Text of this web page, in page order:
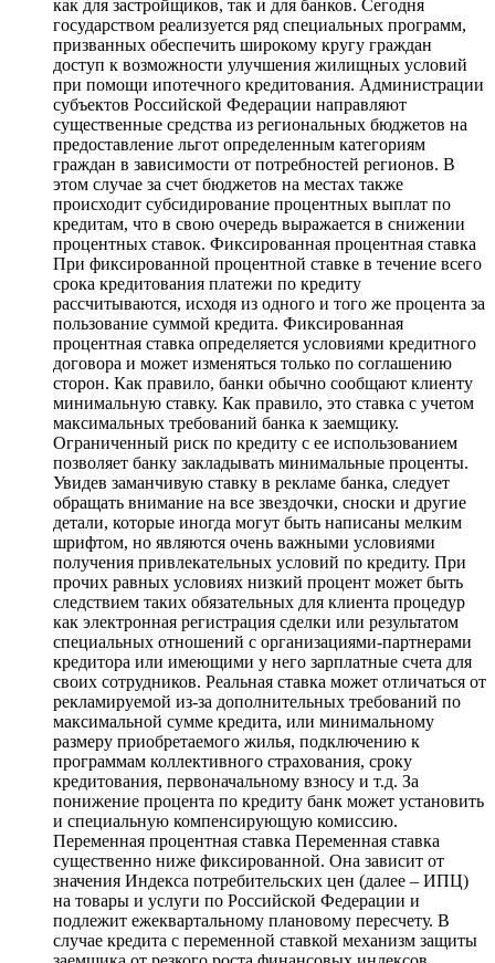
как для застройщиков, так и для банков. Сегодня
государством реализуется ряд специальных программ,
призванных обеспечить широкому кругу граждан
доступ к возможности улучшения жилищных условий
при помощи ипотечного кредитования. Администрации
субъектов Российской Федерации направляют
существенные средства из региональных бюджетов на
предоставление льгот определенным категориям
граждан в зависимости от потребностей регионов. В
этом случае за счет бюджетов на местах также
происходит субсидирование процентных выплат по
кредитам, что в свою очередь выражается в снижении
процентных ставок. Фиксированная процентная ставка
При фиксированной процентной ставке в течение всего
срока кредитования платежи по кредиту
рассчитываются, исходя из одного и того же процента за
пользование суммой кредита. Фиксированная
процентная ставка определяется условиями кредитного
договора и может изменяться только по соглашению
сторон. Как правило, банки обычно сообщают клиенту
минимальную ставку. Как правило, это ставка с учетом
максимальных требований банка к заемщику.
Ограниченный риск по кредиту с ее использованием
позволяет банку закладывать минимальные проценты.
Увидев заманчивую ставку в рекламе банка, следует
обращать внимание на все звездочки, сноски и другие
детали, которые иногда могут быть написаны мелким
шрифтом, но являются очень важными условиями
получения привлекательных условий по кредиту. При
прочих равных условиях низкий процент может быть
следствием таких обязательных для клиента процедур
как электронная регистрация сделки или результатом
специальных отношений с организациями-партнерами
кредитора или имеющими у него зарплатные счета для
своих сотрудников. Реальная ставка может отличаться от
рекламируемой из-за дополнительных требований по
максимальной сумме кредита, или минимальному
размеру приобретаемого жилья, подключению к
программам коллективного страхования, сроку
кредитования, первоначальному взносу и т.д. За
понижение процента по кредиту банк может установить
и специальную компенсирующую комиссию.
Переменная процентная ставка Переменная ставка
существенно ниже фиксированной. Она зависит от
значения Индекса потребительских цен (далее – ИПЦ)
на товары и услуги по Российской Федерации и
подлежит ежеквартальному плановому пересчету. В
случае кредита с переменной ставкой механизм защиты